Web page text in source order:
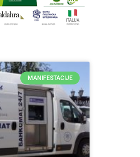
MANIFESTACIJE